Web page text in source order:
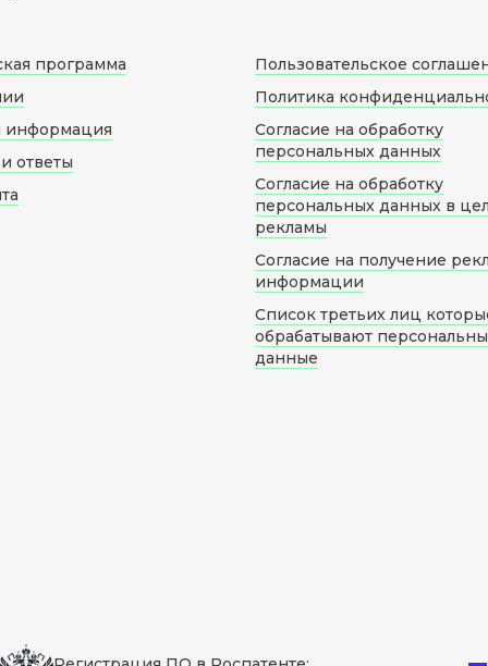
программа
информация
ответы
Пользовательское
Политика
Согласие на обработку
персональных данных
Согласие на обработку
персональных данных в
рекламы
Согласие на получение
информации
Список третьих лиц
обрабатывают
данные